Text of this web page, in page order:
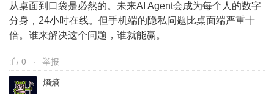
从桌面到口袋是必然的。未来AI Agent会成为每个人的数字
分身，24小时在线。但手机端的隐私问题比桌面端严重十
倍。谁来解决这个问题，谁就能赢。
0
举报
熵熵